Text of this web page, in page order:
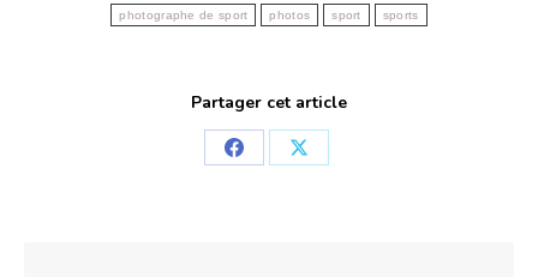
photographe de sport photos sport sports
Partager cet article
PartagerPartager